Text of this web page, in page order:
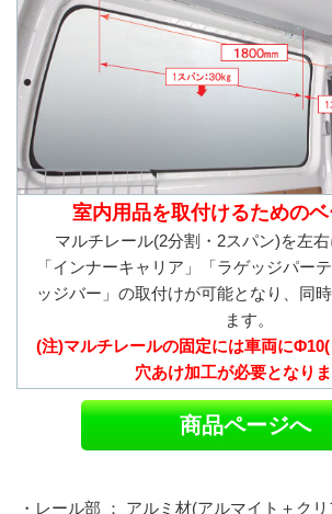
室内用品を取付けるための
マルチレール(2分割・2スパン)を左
「インナーキャリア」「ラゲッジパー
ッジバー」の取付けが可能となり、同
ます。
(注)マルチレールの固定には車両に
穴あけ加工が必要となりま
商品ページへ
・レール部 ： アルミ材(アルマイト＋ク